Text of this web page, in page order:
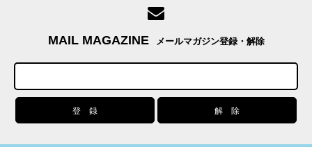
MAIL MAGAZINE メールマガジン登録・解除